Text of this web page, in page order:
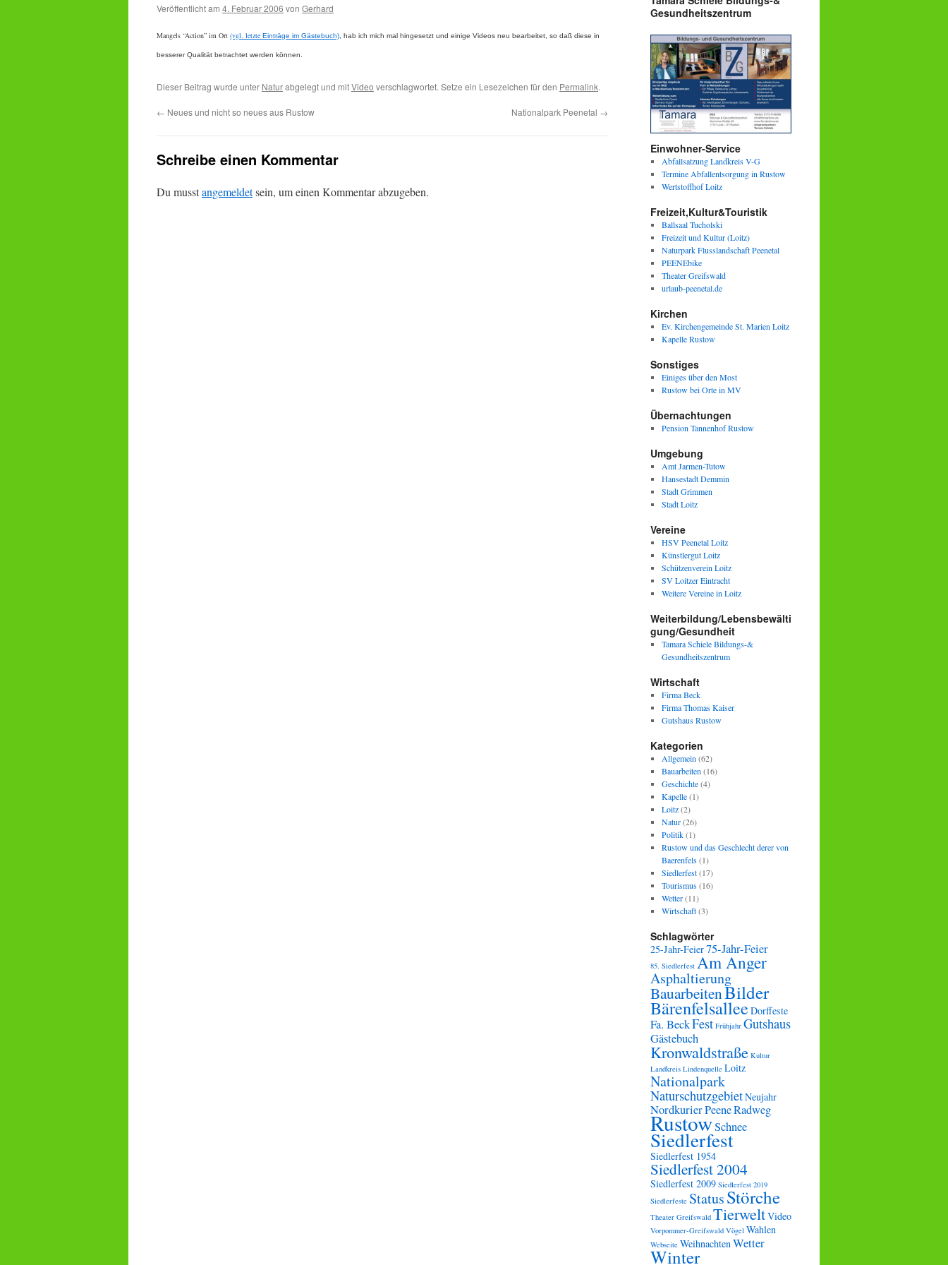
Veröffentlicht am 4. Februar 2006 von Gerhard
Mangels “Action” im Ort (vgl. letzte Einträge im Gästebuch) hab ich mich mal hingesetzt und einige Videos neu bearbeitet, so daß diese in
besserer Qualität betrachtet werden können.
Dieser Beitrag wurde unter Naturabgelegt und mitVideo verschlagwortet. Setze ein Lesezeichen für den Permalink.
← Neues und nicht so neues aus Rustow Nationalpark Peenetal →
Schreibe einen Kommentar
Du musstangemeldetsein, um einen Kommentar abzugeben.
Gesundheitszentrum
Einwohner-Service
Abfallsatzung Landkreis V-G
Termine Abfallentsorgung in Rustow
Wertstoffhof Loitz
Freizeit,Kultur&Touristik
Ballsaal Tucholski
Freizeit und Kultur (Loitz)
Naturpark Flusslandschaft Peenetal
PEENEbike
Theater Greifswald
urlaub-peenetal.de
Kirchen
Ev. Kirchengemeinde St. Marien Loitz
Kapelle Rustow
Sonstiges
Einiges über den Most
Rustow bei Orte in MV
Übernachtungen
Pension Tannenhof Rustow
Umgebung
Amt Jarmen-Tutow
Hansestadt Demmin
Stadt Grimmen
Stadt Loitz
Vereine
HSV Peenetal Loitz
Künstlergut Loitz
Schützenverein Loitz
SV Loitzer Eintracht
Weitere Vereine in Loitz
Weiterbildung/Lebensbewälti
gung/Gesundheit
Tamara Schiele Bildungs-&
Gesundheitszentrum
Wirtschaft
Firma Beck
Firma Thomas Kaiser
Gutshaus Rustow
Kategorien
Allgemein (62)
Bauarbeiten (16)
Geschichte(4)
Kapelle(1)
Loitz(2)
Natur(26)
Politik(1)
Rustow und das Geschlecht derer von
Baerenfels(1)
Siedlerfest(17)
Tourismus(16)
Wetter(11)
Wirtschaft(3)
Schlagwörter
25-Jahr-Feier75-Jahr-Feier
85. Siedlerfest Am Anger
Asphaltierung
BauarbeitenBilder
Bärenfelsallee Dorffeste
Fa. BeckFest Frühjahr Gutshaus
Gästebuch
Kronwaldstraße Kultur
Landkreis Lindenquelle Loitz
Nationalpark
NaturschutzgebietNeujahr
NordkurierPeeneRadweg
RustowSchnee
Siedlerfest
Siedlerfest 1954
Siedlerfest 2004
Siedlerfest 2009 Siedlerfest 2019
Siedlerfeste StatusStörche
Theater Greifswald TierweltVideo
Vorpommer-Greifswald Vögel Wahlen
Webseite WeihnachtenWetter
Winter